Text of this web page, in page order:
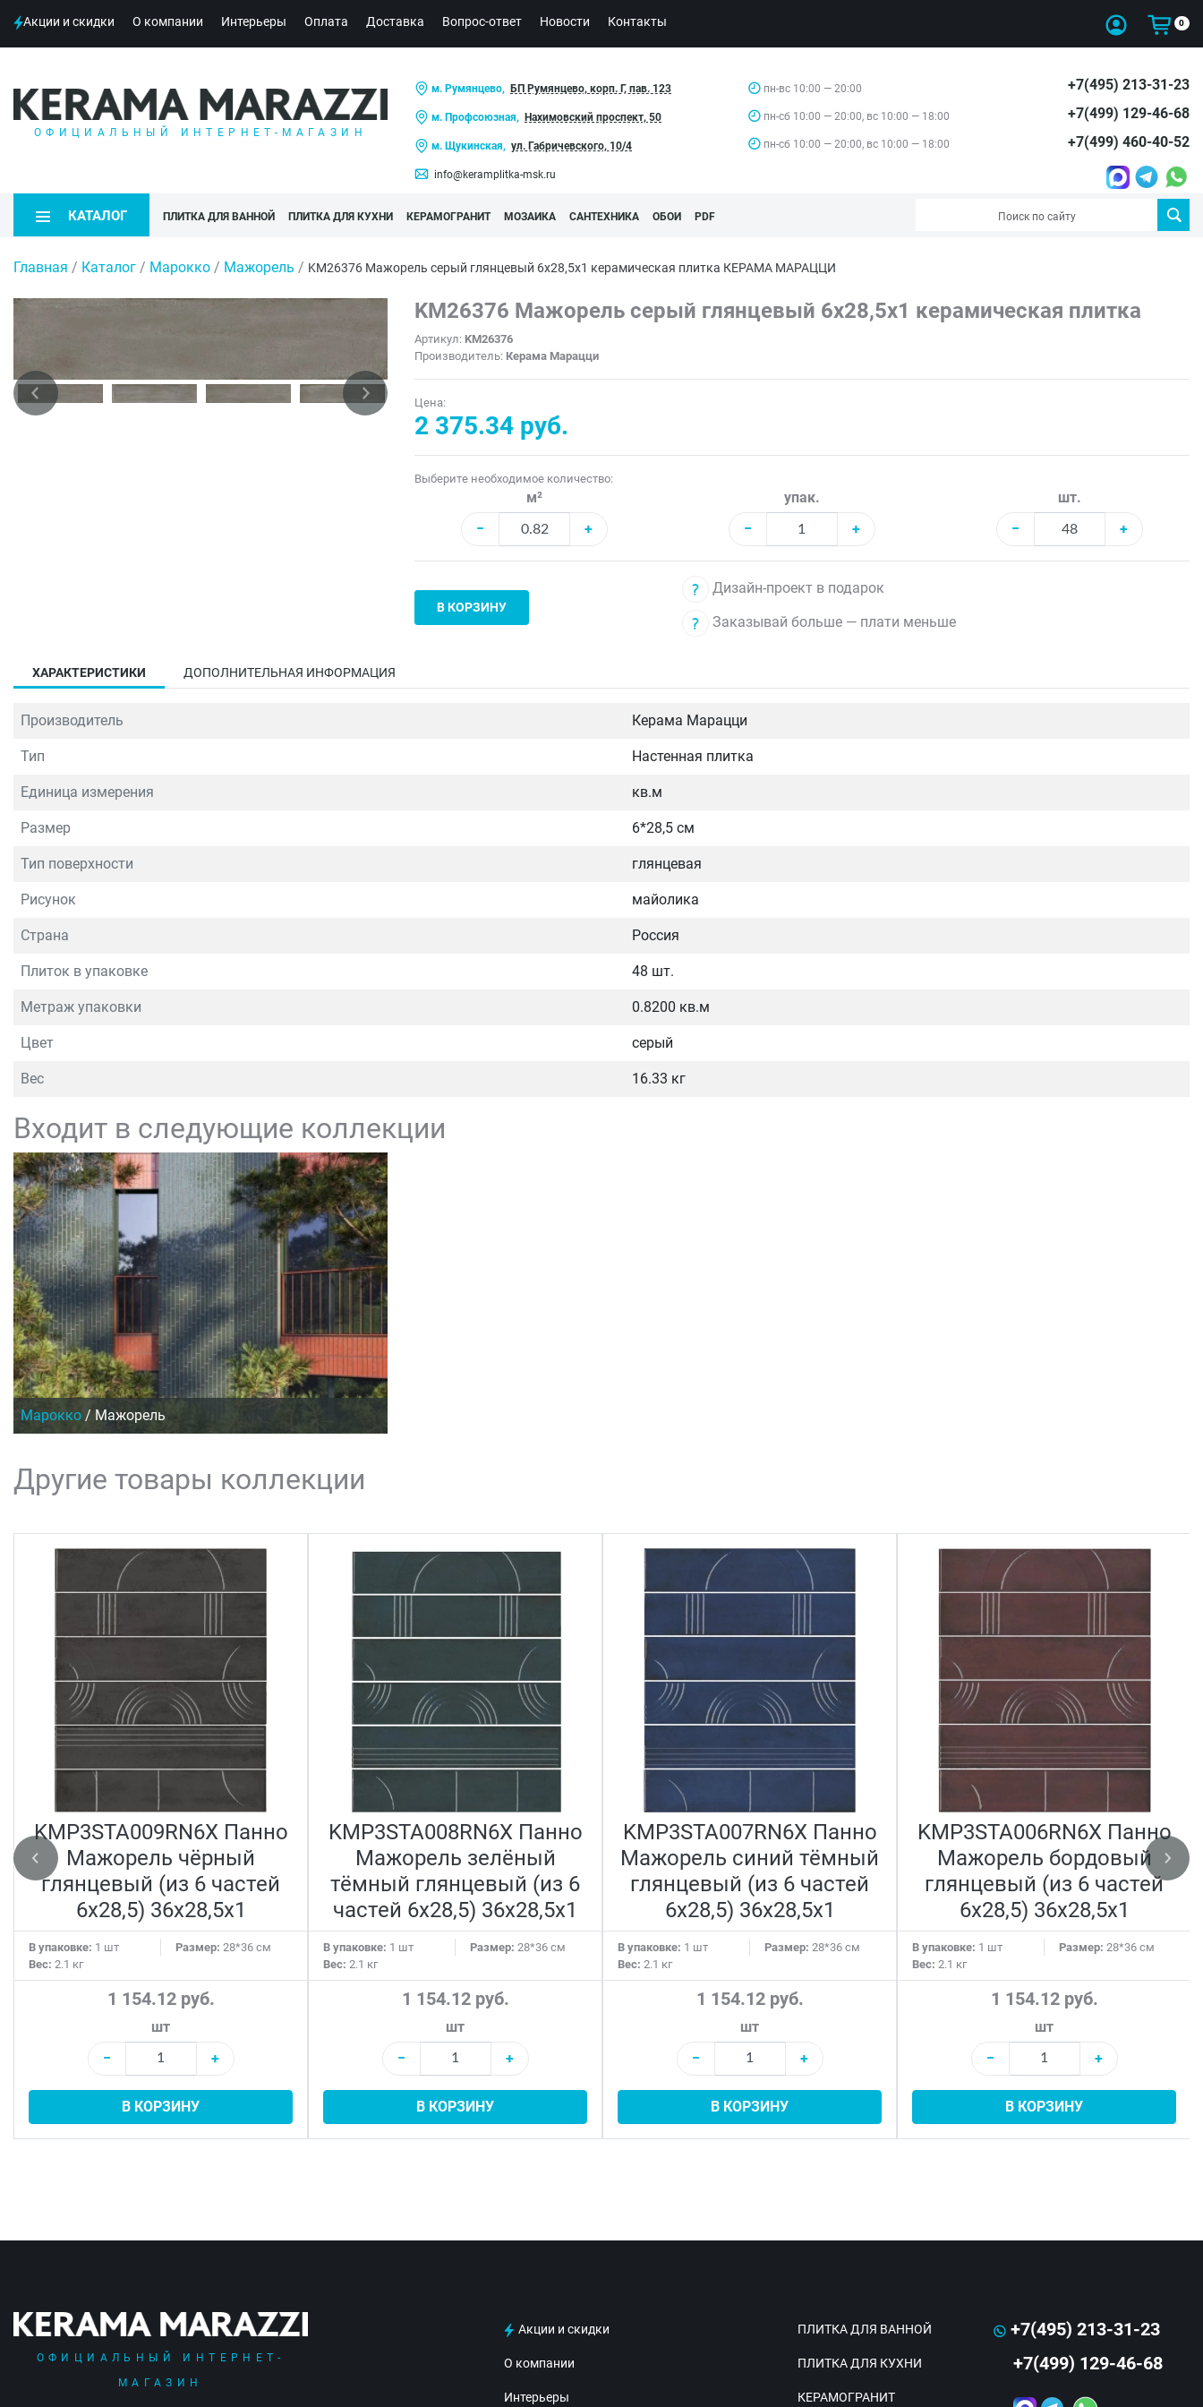
Акции и скидки О компании Интерьеры Оплата Доставка Вопрос-ответ Новости Контакты 0
ОФИЦИАЛЬНЫЙ ИНТЕРНЕТ-МАГАЗИН
м. Румянцево, БП Румянцево, корп. Г, пав. 123
м. Профсоюзная, Нахимовский проспект, 50
м. Щукинская, ул. Габричевского, 10/4
info@keramplitka-msk.ru
пн-вс 10:00 — 20:00
пн-сб 10:00 — 20:00, вс 10:00 — 18:00
пн-сб 10:00 — 20:00, вс 10:00 — 18:00
+7(495) 213-31-23
+7(499) 129-46-68
+7(499) 460-40-52
КАТАЛОГ ПЛИТКА ДЛЯ ВАННОЙ ПЛИТКА ДЛЯ КУХНИ КЕРАМОГРАНИТ МОЗАИКА САНТЕХНИКА ОБОИ PDF
Главная / Каталог / Марокко / Мажорель / KM26376 Мажорель серый глянцевый 6x28,5x1 керамическая плитка КЕРАМА МАРАЦЦИ
KM26376 Мажорель серый глянцевый 6x28,5x1 керамическая плитка
Артикул: KM26376
Производитель: Керама Марацци
Цена:
2 375.34 руб.
Выберите необходимое количество:
м²
−
+
упак.
−
+
шт.
−
+
В КОРЗИНУ
Дизайн-проект в подарок
Заказывай больше — плати меньше
ХАРАКТЕРИСТИКИ ДОПОЛНИТЕЛЬНАЯ ИНФОРМАЦИЯ
Производитель Керама Марацци
Тип Настенная плитка
Единица измерения кв.м
Размер 6*28,5 см
Тип поверхности глянцевая
Рисунок майолика
Страна Россия
Плиток в упаковке 48 шт.
Метраж упаковки 0.8200 кв.м
Цвет серый
Вес 16.33 кг
Входит в следующие коллекции
Марокко / Мажорель
Другие товары коллекции
KMP3STA009RN6X Панно
Мажорель чёрный
глянцевый (из 6 частей
6х28,5) 36x28,5x1
В упаковке: 1 шт Размер: 28*36 см
Вес: 2.1 кг
1 154.12 руб.
шт
−
+
В КОРЗИНУ
KMP3STA008RN6X Панно
Мажорель зелёный
тёмный глянцевый (из 6
частей 6х28,5) 36x28,5x1
В упаковке: 1 шт Размер: 28*36 см
Вес: 2.1 кг
1 154.12 руб.
шт
−
+
В КОРЗИНУ
KMP3STA007RN6X Панно
Мажорель синий тёмный
глянцевый (из 6 частей
6х28,5) 36x28,5x1
В упаковке: 1 шт Размер: 28*36 см
Вес: 2.1 кг
1 154.12 руб.
шт
−
+
В КОРЗИНУ
KMP3STA006RN6X Панно
Мажорель бордовый
глянцевый (из 6 частей
6х28,5) 36x28,5x1
В упаковке: 1 шт Размер: 28*36 см
Вес: 2.1 кг
1 154.12 руб.
шт
−
+
В КОРЗИНУ
ОФИЦИАЛЬНЫЙ ИНТЕРНЕТ-
МАГАЗИН
Акции и скидки
О компании
Интерьеры
ПЛИТКА ДЛЯ ВАННОЙ
ПЛИТКА ДЛЯ КУХНИ
КЕРАМОГРАНИТ
+7(495) 213-31-23
+7(499) 129-46-68